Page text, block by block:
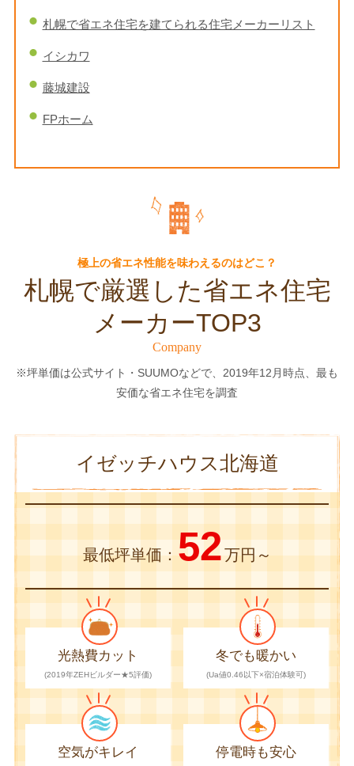
札幌で省エネ住宅を建てられる住宅メーカーリスト
イシカワ
藤城建設
FPホーム
極上の省エネ性能を味わえるのはどこ？
札幌で厳選した省エネ住宅
メーカーTOP3
Company
※坪単価は公式サイト・SUUMOなどで、2019年12月時点、最も
安価な省エネ住宅を調査
イゼッチハウス北海道
最低坪単価： 52万円～
光熱費カット
(2019年ZEHビルダー★5評価)
冬でも暖かい
(Ua値0.46以下×宿泊体験可)
空気がキレイ 停電時も安心